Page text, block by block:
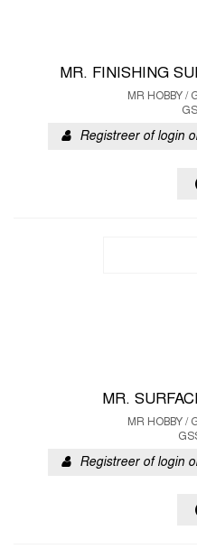
MR. FINISHING
MR HOBBY /
Registreer of login
MR.
MR HOBBY /
Registreer of login